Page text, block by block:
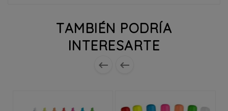
TAMBIÉN PODRÍA
INTERESARTE
 